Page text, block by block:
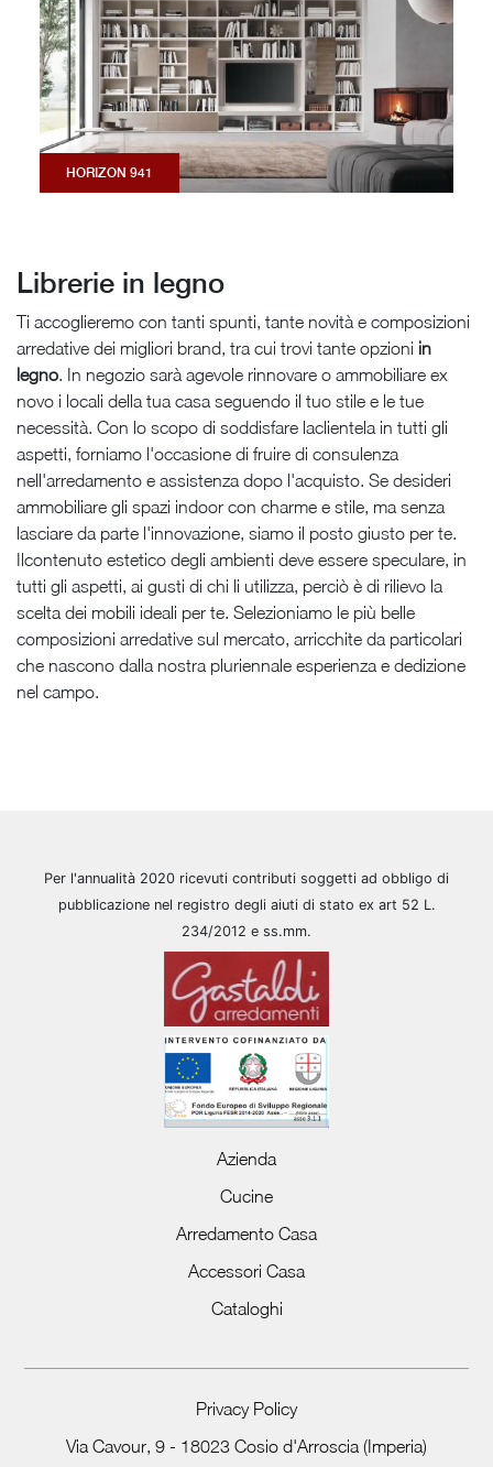
HORIZON 941
Librerie in legno
Ti accoglieremo con tanti spunti, tante novità e composizioni
arredative dei migliori brand, tra cui trovi tante opzioni in
legno. In negozio sarà agevole rinnovare o ammobiliare ex
novo i locali della tua casa seguendo il tuo stile e le tue
necessità. Con lo scopo di soddisfare laclientela in tutti gli
aspetti, forniamo l'occasione di fruire di consulenza
nell'arredamento e assistenza dopo l'acquisto. Se desideri
ammobiliare gli spazi indoor con charme e stile, ma senza
lasciare da parte l'innovazione, siamo il posto giusto per te.
Ilcontenuto estetico degli ambienti deve essere speculare, in
tutti gli aspetti, ai gusti di chi li utilizza, perciò è di rilievo la
scelta dei mobili ideali per te. Selezioniamo le più belle
composizioni arredative sul mercato, arricchite da particolari
che nascono dalla nostra pluriennale esperienza e dedizione
nel campo.
Per l'annualità 2020 ricevuti contributi soggetti ad obbligo di
pubblicazione nel registro degli aiuti di stato ex art 52 L.
234/2012 e ss.mm.
Azienda
Cucine
Arredamento Casa
Accessori Casa
Cataloghi
Privacy Policy
Via Cavour, 9 - 18023 Cosio d'Arroscia (Imperia)